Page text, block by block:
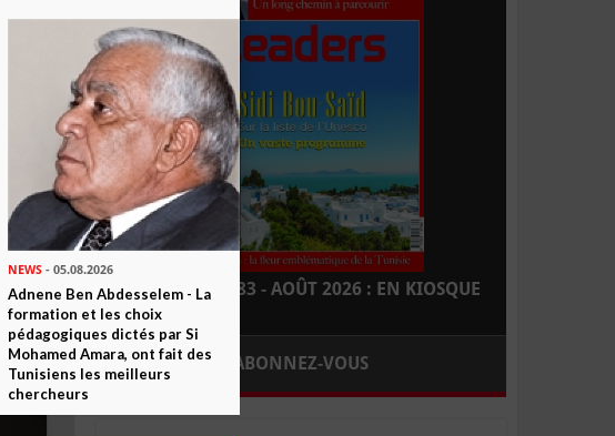
LEADERS N° 183 - AOÛT 2026 : EN KIOSQUE
ABONNEZ-VOUS
NEWS- 05.08.2026
Adnene Ben Abdesselem - La
formation et les choix
pédagogiques dictés par Si
Mohamed Amara, ont fait des
Tunisiens les meilleurs
chercheurs